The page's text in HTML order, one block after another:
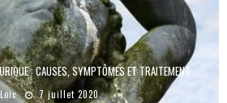
: CAUSES, SYMPTÔMES ET TRAITEMENT
Loic 7 juillet 2020